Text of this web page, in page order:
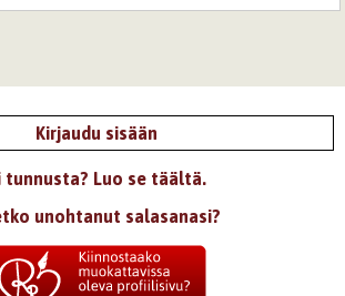
Kirjaudu sisään
tunnusta? Luo se täältä.
unohtanut salasanasi?